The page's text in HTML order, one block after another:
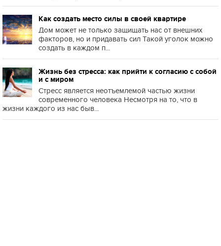
Как создать место силы в своей квартире
Дом может не только защищать нас от внешних
факторов, но и придавать сил Такой уголок можно
создать в каждом п...
Жизнь без стресса: как прийти к согласию с собой
и с миром
Стресс является неотъемлемой частью жизни
современного человека Несмотря на то, что в
жизни каждого из нас быв...